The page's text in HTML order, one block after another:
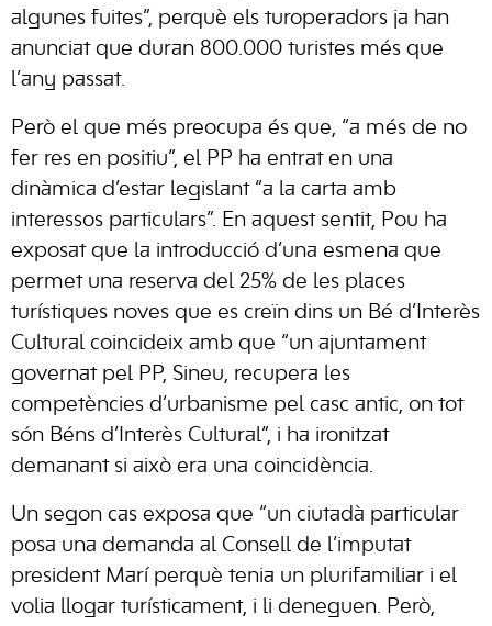
algunes fuites”, perquè els turoperadors ja han
anunciat que duran 800.000 turistes més que
l’any passat.
Però el que més preocupa és que, “a més de no
fer res en positiu”, el PP ha entrat en una
dinàmica d’estar legislant “a la carta amb
interessos particulars”. En aquest sentit, Pou ha
exposat que la introducció d’una esmena que
permet una reserva del 25% de les places
turístiques noves que es creïn dins un Bé d’Interès
Cultural coincideix amb que “un ajuntament
governat pel PP, Sineu, recupera les
competències d’urbanisme pel casc antic, on tot
són Béns d’Interès Cultural”, i ha ironitzat
demanant si això era una coincidència.
Un segon cas exposa que “un ciutadà particular
posa una demanda al Consell de l’imputat
president Marí perquè tenia un plurifamiliar i el
volia llogar turísticament, i li deneguen. Però,